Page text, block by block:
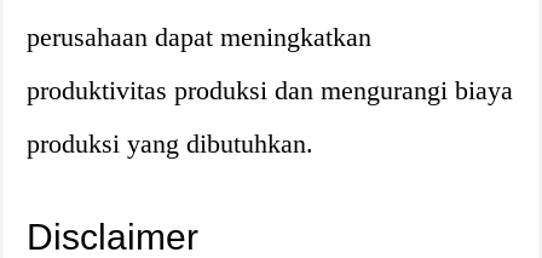
perusahaan dapat meningkatkan
produktivitas produksi dan mengurangi biaya
produksi yang dibutuhkan.
Disclaimer